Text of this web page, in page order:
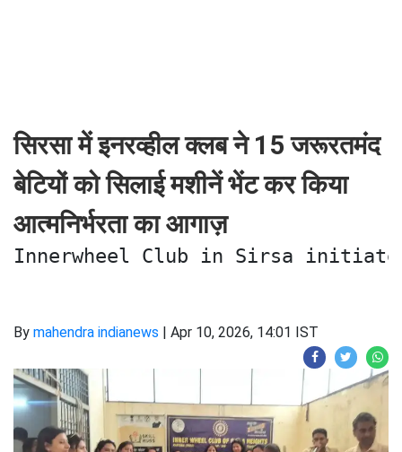
सिरसा में इनरव्हील क्लब ने 15 जरूरतमंद
बेटियों को सिलाई मशीनें भेंट कर किया
आत्मनिर्भरता का आगाज़
Innerwheel Club in Sirsa
By mahendra indianews | Apr 10, 2026, 14:01 IST